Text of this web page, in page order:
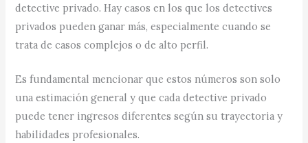
detective privado. Hay casos en los que los detectives
privados pueden ganar más, especialmente cuando se
trata de casos complejos o de alto perfil.
Es fundamental mencionar que estos números son solo
una estimación general y que cada detective privado
puede tener ingresos diferentes según su trayectoria y
habilidades profesionales.